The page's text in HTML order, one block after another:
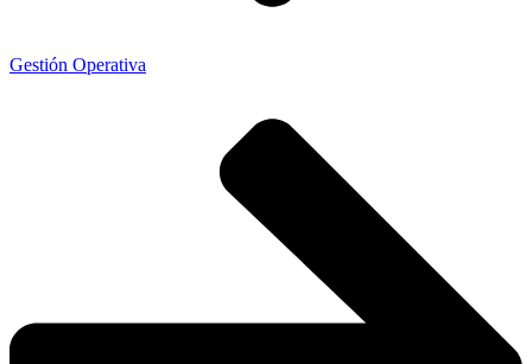
Gestión Operativa